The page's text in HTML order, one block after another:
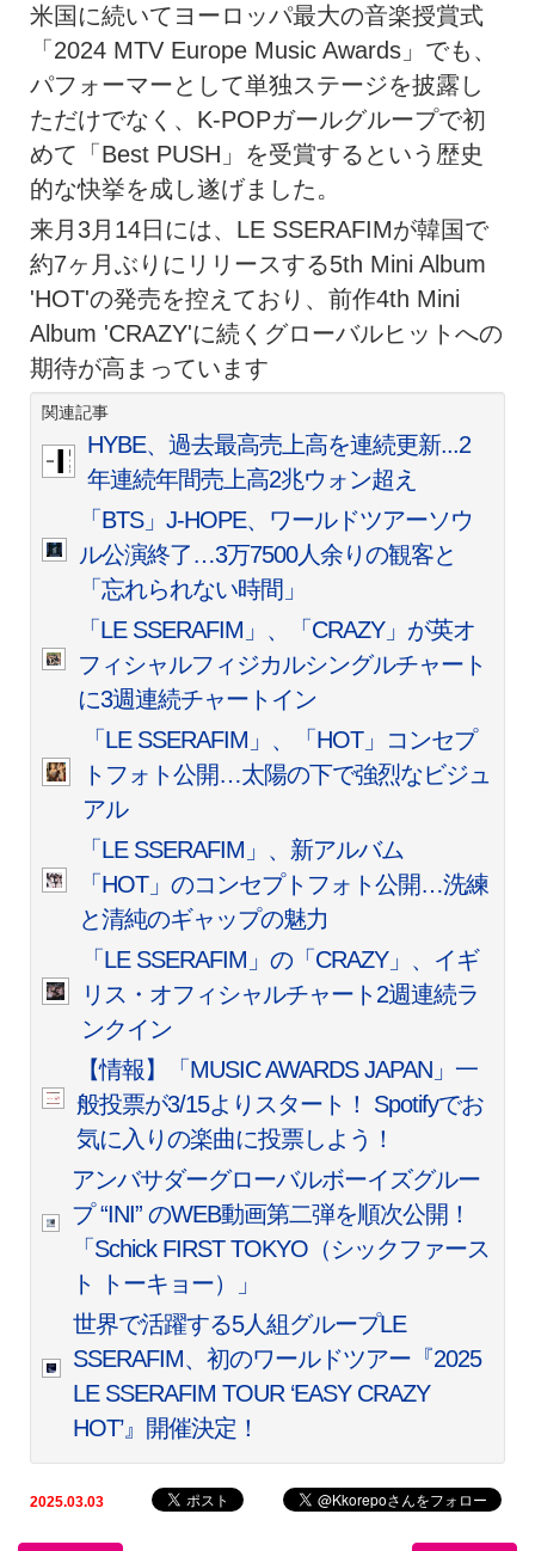
米国に続いてヨーロッパ最大の音楽授賞式
「2024 MTV Europe Music Awards」でも、
パフォーマーとして単独ステージを披露し
ただけでなく、K-POPガールグループで初
めて「Best PUSH」を受賞するという歴史
的な快挙を成し遂げました。
来月3月14日には、LE SSERAFIMが韓国で
約7ヶ月ぶりにリリースする5th Mini Album
'HOT'の発売を控えており、前作4th Mini
Album 'CRAZY'に続くグローバルヒットへの
期待が高まっています
関連記事
HYBE、過去最高売上高を連続更新...2
年連続年間売上高2兆ウォン超え
「BTS」J-HOPE、ワールドツアーソウ
ル公演終了…3万7500人余りの観客と
「忘れられない時間」
「LE SSERAFIM」、「CRAZY」が英オ
フィシャルフィジカルシングルチャート
に3週連続チャートイン
「LE SSERAFIM」、「HOT」コンセプ
トフォト公開…太陽の下で強烈なビジュ
アル
「LE SSERAFIM」、新アルバム
「HOT」のコンセプトフォト公開…洗練
と清純のギャップの魅力
「LE SSERAFIM」の「CRAZY」、イギ
リス・オフィシャルチャート2週連続ラ
ンクイン
【情報】「MUSIC AWARDS JAPAN」一
般投票が3/15よりスタート！ Spotifyでお
気に入りの楽曲に投票しよう！
アンバサダーグローバルボーイズグルー
プ “INI” のWEB動画第二弾を順次公開！
「Schick FIRST TOKYO（シックファース
ト トーキョー）」
世界で活躍する5人組グループLE
SSERAFIM、初のワールドツアー『2025
LE SSERAFIM TOUR ‘EASY CRAZY
HOT’』開催決定！
2025.03.03